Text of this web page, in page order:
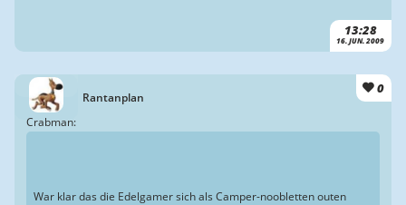
13:28
16. JUN. 2009
Rantanplan
0
Crabman:
War klar das die Edelgamer sich als Camper-noobletten outen